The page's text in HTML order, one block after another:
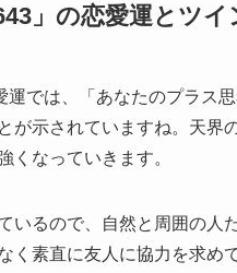
」の恋愛運とツ
では、「あなたのプラス
が示されていますね。天
くなっていきます。
いるので、自然と周囲の人
く素直に友人に協力を求め